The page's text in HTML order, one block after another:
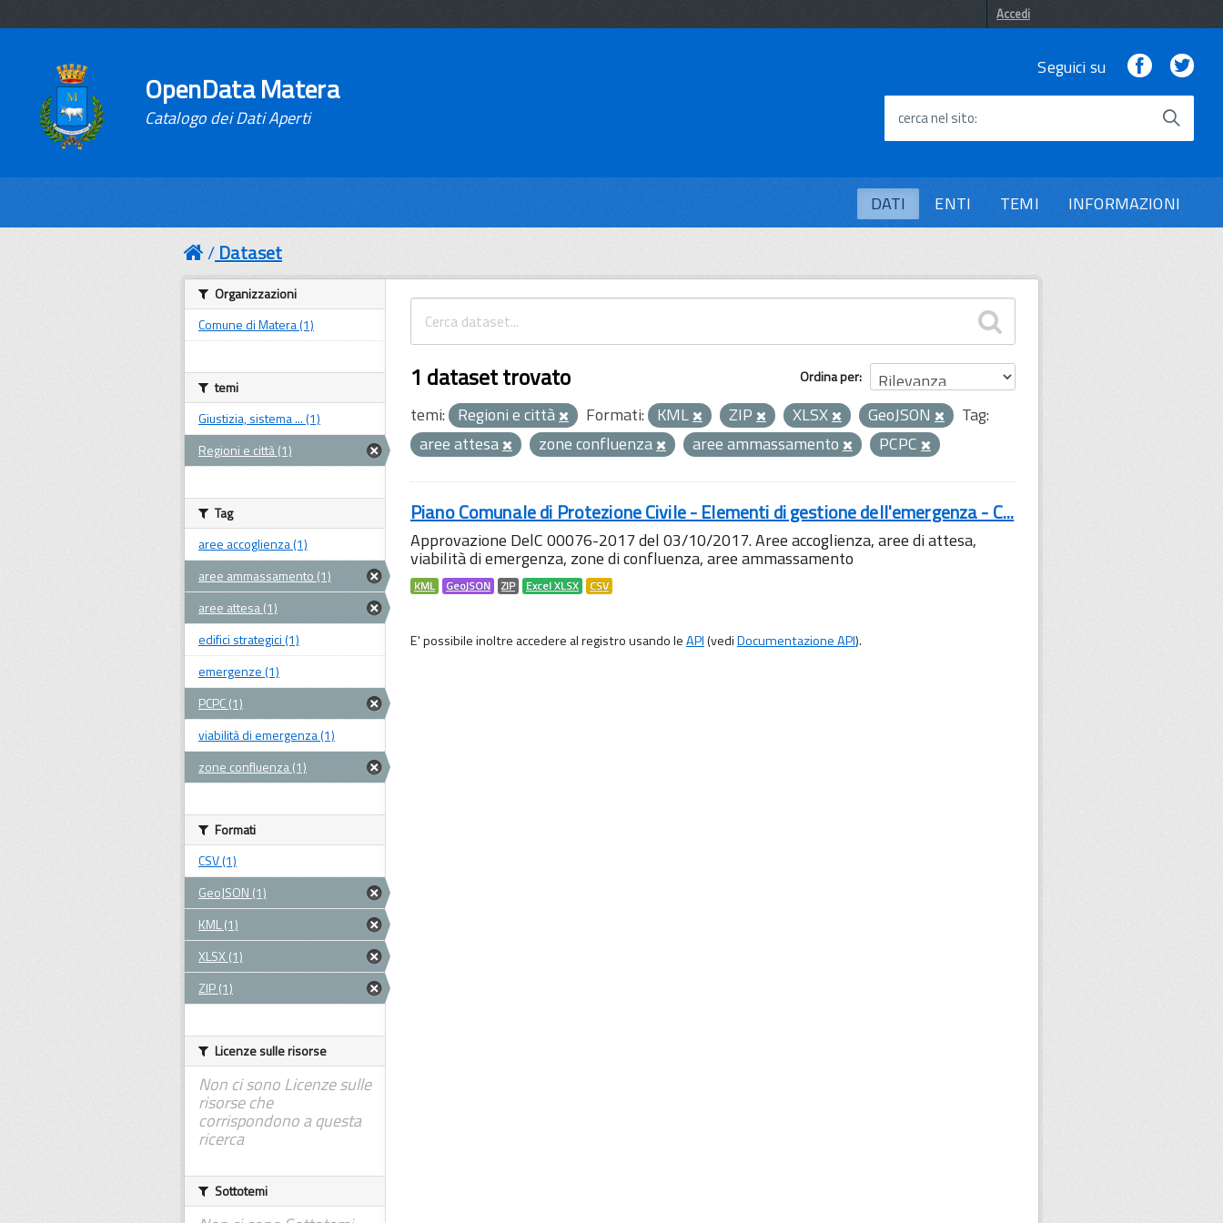
Accedi
OpenData Matera
Catalogo dei Dati Aperti
Seguici su Facebook
cerca nel sito
DATI ENTI TEMI INFORMAZIONI
Dataset
Ordina per
1 dataset trovato
temi: Regioni e città Formati: KML ZIP XLSX GeoJSON
Tag:
aree attesa
zone confluenza aree ammassamento PCPC
Piano Comunale di Protezione Civile - Elementi di gestione dell'emergenza - C...
Approvazione DelC 00076-2017 del 03/10/2017. Aree accoglienza, aree di attesa,
viabilità di emergenza, zone di confluenza, aree ammassamento
KML GeoJSON ZIP Excel XLSX CSV
E' possibile inoltre accedere al registro usando leAPI(vediDocumentazione API).
Organizzazioni
Comune di Matera (1)
temi
Giustizia, sistema ... (1)
Regioni e città (1)
Tag
aree accoglienza (1)
aree ammassamento (1)
aree attesa (1)
edifici strategici (1)
emergenze (1)
PCPC (1)
viabilità di emergenza (1)
zone confluenza (1)
Formati
CSV (1)
GeoJSON (1)
KML (1)
XLSX (1)
ZIP (1)
Licenze sulle risorse
Non ci sono Licenze sulle
risorse che
corrispondono a questa
ricerca
Sottotemi